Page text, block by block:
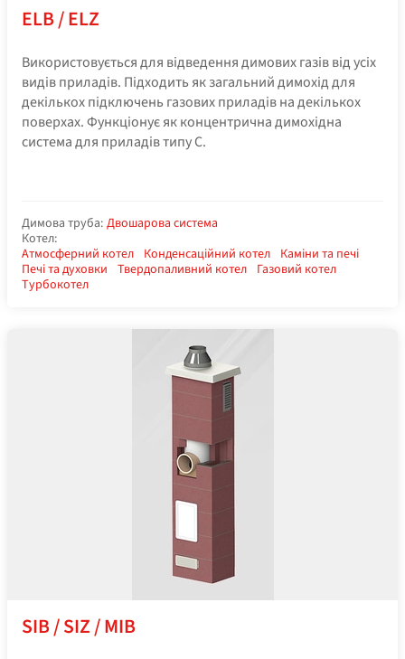
ELB / ELZ
Використовується для відведення димових газів від усіх
видів приладів. Підходить як загальний димохід для
декількох підключень газових приладів на декількох
поверхах. Функціонує як концентрична димохідна
система для приладів типу С.
Димова труба: Двошарова система
Котел:
Атмосферний котел Конденсаційний котел Каміни та печі
Печі та духовки Твердопаливний котел Газовий котел
Турбокотел
SIB / SIZ / MIB